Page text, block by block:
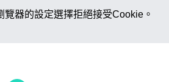
器的設定選擇拒絕接受Cookie。